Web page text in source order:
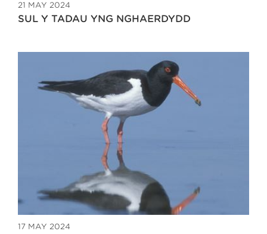
21 MAY 2024
SUL Y TADAU YNG NGHAERDYDD
17 MAY 2024